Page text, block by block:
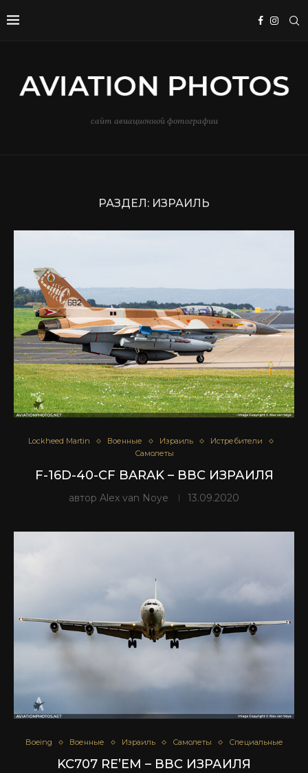
сайт авиационной фотографии
РАЗДЕЛ: ИЗРАИЛЬ
Lockheed Martin Военные Израиль
Истребители
Самолеты
F-16D-40-CF BARAK – ВВС ИЗРАИЛЯ
автор Alex van Noye 13.09.2020
Boeing Военные Израиль Самолеты Специальные
KC707 RE’EM – ВВС ИЗРАИЛЯ